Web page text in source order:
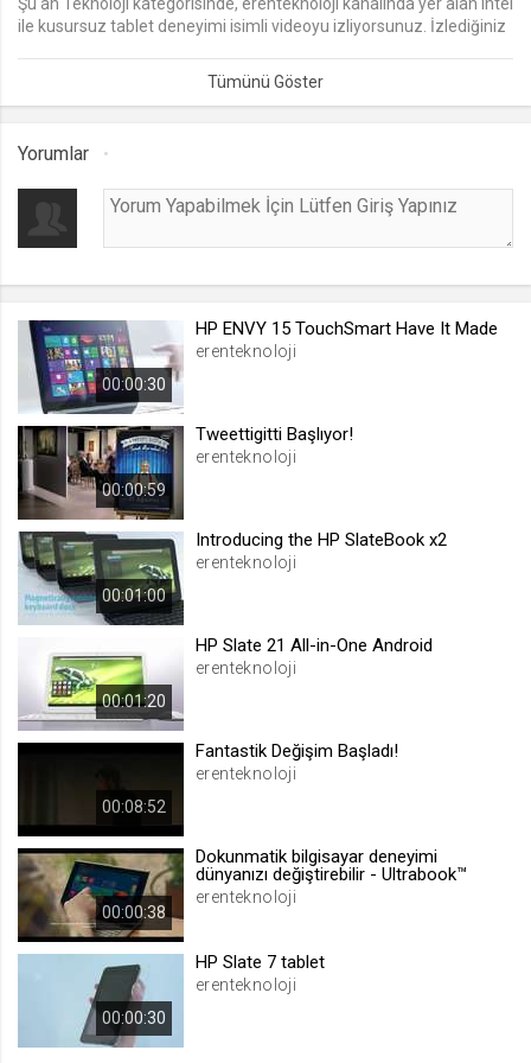
webtvs
[hash]
Oturum doğrulama verisi
1 ay
.web.tv
İsimsiz ziyaretçi için site içeriği
beğenme
voteDislike*
.web.tv
beğenmeme
1 ay
ile kusursuz tablet deneyimi isimli videoyu izliyorsunuz. İzlediğiniz
izlenmiştir. Intel ile kusursuz tablet deneyimi video izle, Intel ile
kusursuz tablet deneyimi video seyret
Yorumlar
00:00:30
HP ENVY 15 TouchSmart Have It Made
erenteknoloji
00:00:59
Tweettigitti Başlıyor!
erenteknoloji
00:01:00
Introducing the HP SlateBook x2
erenteknoloji
00:01:20
HP Slate 21 All-in-One Android
erenteknoloji
00:08:52
Fantastik Değişim Başladı!
erenteknoloji
00:00:38
Dokunmatik bilgisayar deneyimi
dünyanızı değiştirebilir - Ultrabook™
erenteknoloji
00:00:30
HP Slate 7 tablet
erenteknoloji